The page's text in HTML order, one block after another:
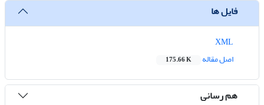
فایل ها
اصل مقاله
175.66 K
هم رسانی